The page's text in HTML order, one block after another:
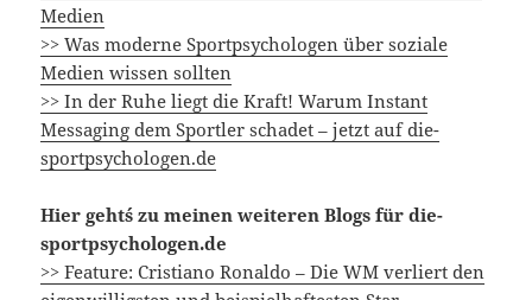
Medien
>> Was moderne Sportpsychologen über soziale
Medien wissen sollten
>> In der Ruhe liegt die Kraft! Warum Instant
Messaging dem Sportler schadet – jetzt auf die-
sportpsychologen.de
Hier geht´s zu meinen weiteren Blogs für die-
sportpsychologen.de
>> Feature: Cristiano Ronaldo – Die WM verliert den